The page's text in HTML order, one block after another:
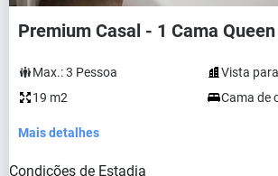
Premium Casal - 1 Cama Queen
Max.:3 Pessoa
Vista
19 m2
Cama de
Mais detalhes
Condições de Estadia